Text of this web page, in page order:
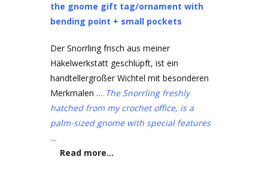
the gnome gift tag/ornament with
bending point + small pockets
Der Snorrling frisch aus meiner
Häkelwerkstatt geschlüpft, ist ein
handtellergroßer Wichtel mit besonderen
Merkmalen … The Snorrling freshly
hatched from my crochet office, is a
palm-sized gnome with special features
…
Read more…